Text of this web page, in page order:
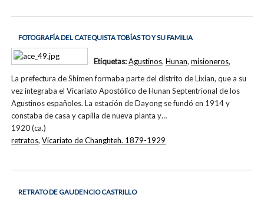
FOTOGRAFÍA DEL CATEQUISTA TOBÍAS TO Y SU FAMILIA
La prefectura de Shimen formaba parte del distrito de Lixian, que a su
vez integraba el Vicariato Apostólico de Hunan Septentrional de los
Agustinos españoles. La estación de Dayong se fundó en 1914 y
constaba de casa y capilla de nueva planta y…
1920 (ca.)
Etiquetas:Agustinos, Hunan, misioneros,
retratos,Vicariato de Changhteh. 1879-1929
RETRATO DE GAUDENCIO CASTRILLO